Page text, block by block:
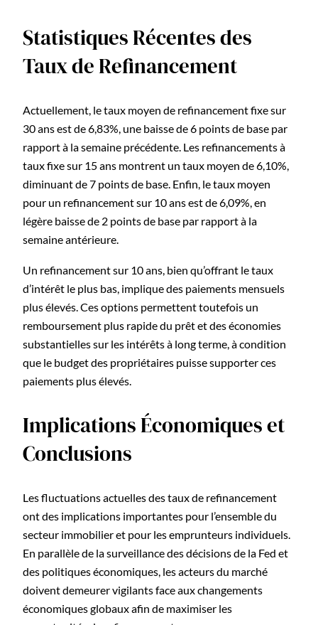
Statistiques Récentes des
Taux de Refinancement
Actuellement, le taux moyen de refinancement fixe sur
30 ans est de 6,83%, une baisse de 6 points de base par
rapport à la semaine précédente. Les refinancements à
taux fixe sur 15 ans montrent un taux moyen de 6,10%,
diminuant de 7 points de base. Enfin, le taux moyen
pour un refinancement sur 10 ans est de 6,09%, en
légère baisse de 2 points de base par rapport à la
semaine antérieure.
Un refinancement sur 10 ans, bien qu’offrant le taux
d’intérêt le plus bas, implique des paiements mensuels
plus élevés. Ces options permettent toutefois un
remboursement plus rapide du prêt et des économies
substantielles sur les intérêts à long terme, à condition
que le budget des propriétaires puisse supporter ces
paiements plus élevés.
Implications Économiques et
Conclusions
Les fluctuations actuelles des taux de refinancement
ont des implications importantes pour l’ensemble du
secteur immobilier et pour les emprunteurs individuels.
En parallèle de la surveillance des décisions de la Fed et
des politiques économiques, les acteurs du marché
doivent demeurer vigilants face aux changements
économiques globaux afin de maximiser les